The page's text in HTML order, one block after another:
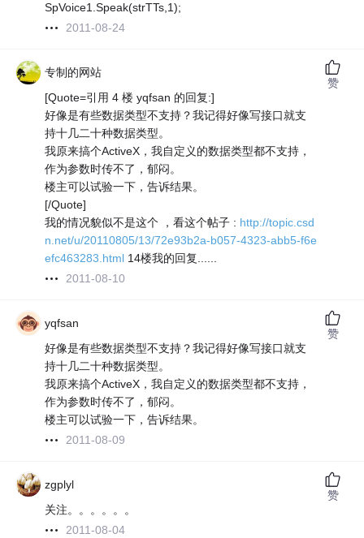
SpVoice1.Speak(strTTs,1);
2011-08-24
专制的网站
[Quote=引用 4 楼 yqfsan 的回复:]
好像是有些数据类型不支持？我记得好像写接口就支
持十几二十种数据类型。
我原来搞个ActiveX，我自定义的数据类型都不支持，
作为参数时传不了，郁闷。
楼主可以试验一下，告诉结果。
[/Quote]
我的情况貌似不是这个 ，看这个帖子 : http://topic.csd
n.net/u/20110805/13/72e93b2a-b057-4323-abb5-f6e
efc463283.html 14楼我的回复......
2011-08-10
赞
yqfsan
好像是有些数据类型不支持？我记得好像写接口就支
持十几二十种数据类型。
我原来搞个ActiveX，我自定义的数据类型都不支持，
作为参数时传不了，郁闷。
楼主可以试验一下，告诉结果。
2011-08-09
赞
zgplyl
关注。。。。。。
2011-08-04
赞